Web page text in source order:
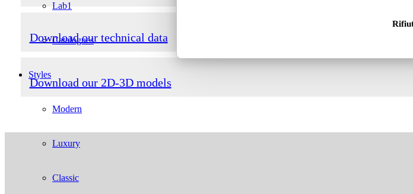
Lab1
Catalogues
Styles
Modern
Luxury
Classic
Download our technical data
Download our 2D-3D models